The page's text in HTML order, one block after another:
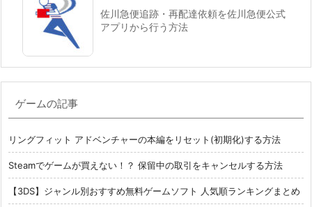
佐川急便追跡・再配達依頼を佐川急便公式
アプリから行う方法
ゲームの記事
リングフィット アドベンチャーの本編をリセット(初期化)する方法
Steamでゲームが買えない！？ 保留中の取引をキャンセルする方法
【3DS】ジャンル別おすすめ無料ゲームソフト 人気順ランキングまとめ